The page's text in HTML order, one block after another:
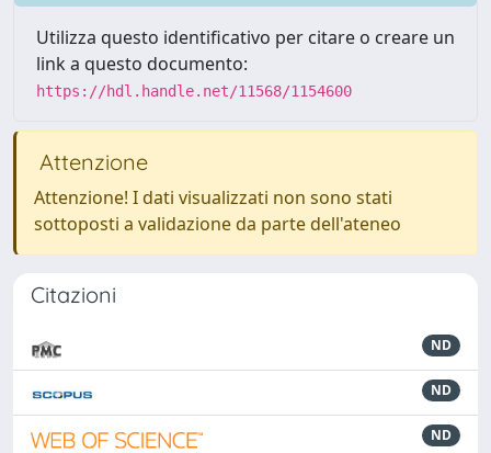
Utilizza questo identificativo per citare o creare un
link a questo documento:
https://hdl.handle.net/11568/1154600
Attenzione
Attenzione! I dati visualizzati non sono stati
sottoposti a validazione da parte dell'ateneo
Citazioni
ND
ND
ND